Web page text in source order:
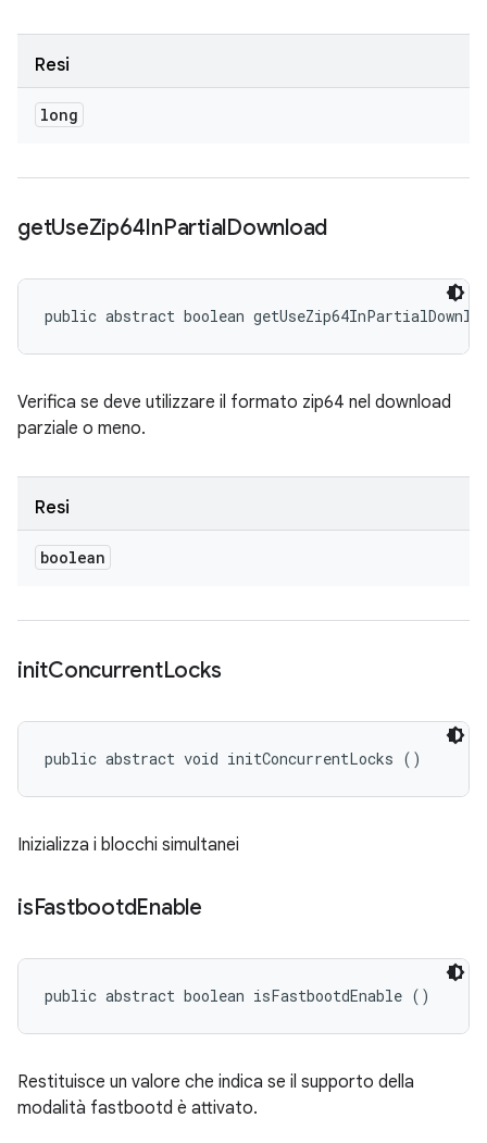
Resi
long
getUseZip64InPartialDownload
public abstract boolean
Verifica se deve utilizzare il formato zip64 nel download
parziale o meno.
Resi
boolean
initConcurrentLocks
public abstract void initConcurrentLocks ()
Inizializza i blocchi simultanei
isFastbootdEnable
public abstract boolean isFastbootdEnable ()
Restituisce un valore che indica se il supporto della
modalità fastbootd è attivato.